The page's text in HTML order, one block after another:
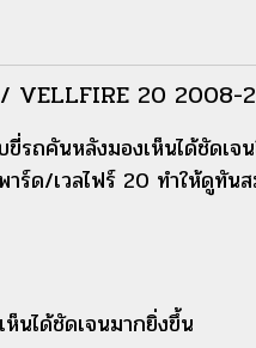
/ VELLFIRE 20 2008-
รถคันหลังมองเห็นได้ชัดเ
ด/เวลไฟร์ 20 ทำให้ดูทัน
นได้ชัดเจนมากยิ่งขึ้น